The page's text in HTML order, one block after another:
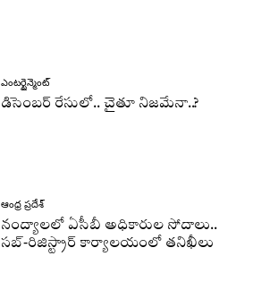
ఎంటర్టైన్మెంట్
డిసెంబర్ రేసులో.. చైతూ నిజమేనా..?
ఆంధ్ర ప్రదేశ్
నంద్యాలలో ఏసీబీ అధికారుల సోదాలు..
సబ్-రిజిస్ట్రార్ కార్యాలయంలో తనిఖీలు